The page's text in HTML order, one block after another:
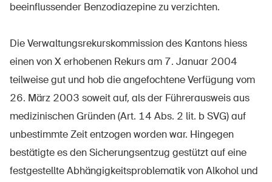
beeinflussender Benzodiazepine zu verzichten.
Die Verwaltungsrekurskommission des Kantons hiess
einen von X erhobenen Rekurs am 7. Januar 2004
teilweise gut und hob die angefochtene Verfügung vom
26. März 2003 soweit auf, als der Führerausweis aus
medizinischen Gründen (Art. 14 Abs. 2 lit. b SVG) auf
unbestimmte Zeit entzogen worden war. Hingegen
bestätigte es den Sicherungsentzug gestützt auf eine
festgestellte Abhängigkeitsproblematik von Alkohol und